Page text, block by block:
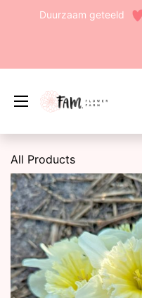
Duurzaam geteeld
Edit widget
All Products